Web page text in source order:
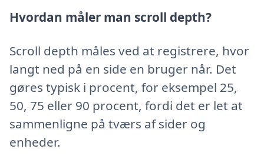
Hvordan måler man scroll depth?
Scroll depth måles ved at registrere, hvor
langt ned på en side en bruger når. Det
gøres typisk i procent, for eksempel 25,
50, 75 eller 90 procent, fordi det er let at
sammenligne på tværs af sider og
enheder.